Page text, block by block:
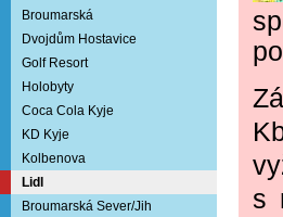
Broumarská
Dvojdům Hostavice
Golf Resort
Holobyty
Coca Cola Kyje
KD Kyje
Kolbenova
Lidl
Broumarská Sever/Jih
s